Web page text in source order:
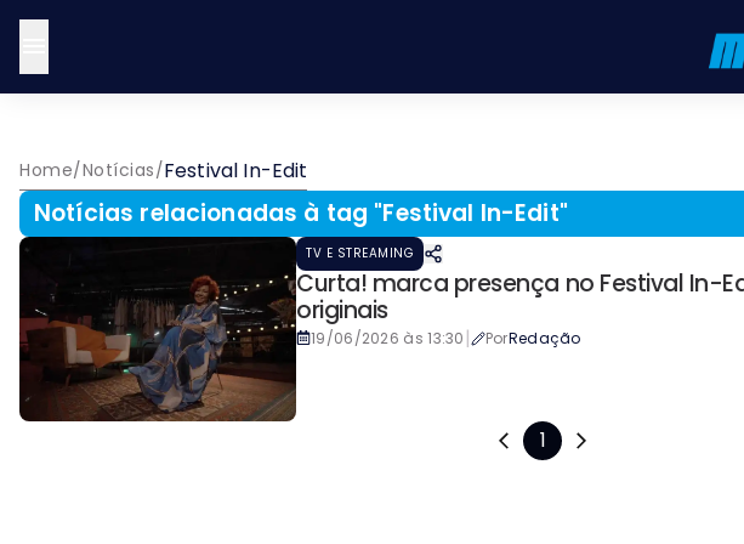
Home/Notícias/Festival In-Edit
Notícias relacionadas à tag "Festival In-Edit"
TV E STREAMING
Curta! marca presença no Festival In-
originais
19/06/2026 às 13:30 | PorRedação
1